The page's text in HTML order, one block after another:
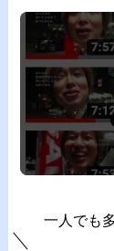
一人でも